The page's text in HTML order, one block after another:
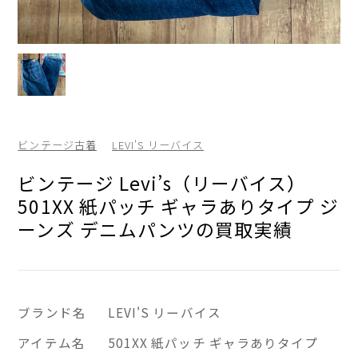
ビンテージ古着 LEVI'S リーバイス
ビンテージ Levi’s（リーバイス）
501XX 紙パッチ ギャラありタイプ ジ
ーンズ デニムパンツの買取実績
ブランド名
LEVI'S リーバイス
アイテム名
501XX 紙パッチ ギャラありタイプ